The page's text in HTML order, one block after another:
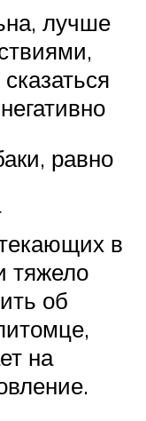
лучше
равно
в
тяжело
об
на